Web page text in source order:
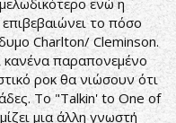
ενώ η
το πόσο
Charlton/ Cleminson.
παραπονεμένο
ροκ θα νιώσουν ότι
Το "Talkin' to One of
μια άλλη γνωστή